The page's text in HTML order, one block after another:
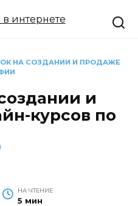
НА СОЗДАНИИ И ПРОДАЖЕ
и
курсов по
НА ЧТЕНИЕ
5 мин